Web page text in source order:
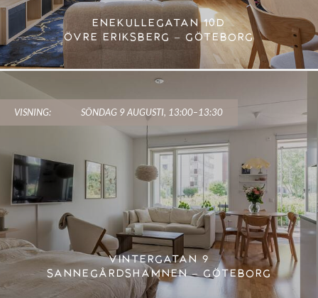
ENEKULLEGATAN 10D
ÖVRE ERIKSBERG – GÖTEBORG
VISNING: SÖNDAG 9 AUGUSTI, 13:00–13:30
VINTERGATAN 9
SANNEGÅRDSHAMNEN – GÖTEBORG